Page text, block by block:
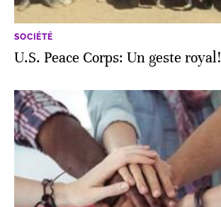
SOCIÉTÉ
U.S. Peace Corps: Un geste royal!